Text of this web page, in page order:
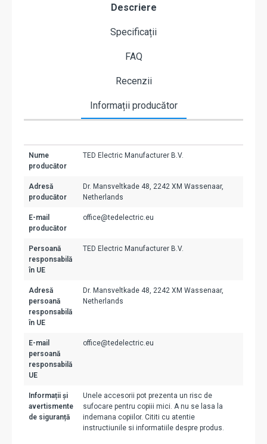
Descriere
Specificații
FAQ
Recenzii
Informații producător
Nume
producător
TED Electric Manufacturer B.V.
Adresă
producător
Dr. Mansveltkade 48, 2242 XM Wassenaar,
Netherlands
E-mail
producător
office@tedelectric.eu
Persoană
responsabilă
în UE
TED Electric Manufacturer B.V.
Adresă
persoană
responsabilă
în UE
Dr. Mansveltkade 48, 2242 XM Wassenaar,
Netherlands
E-mail
persoană
responsabilă
UE
office@tedelectric.eu
Informații și
avertismente
de siguranță
Unele accesorii pot prezenta un risc de
sufocare pentru copiii mici. A nu se lasa la
indemana copiilor. Cititi cu atentie
instructiunile si informatiile despre produs.